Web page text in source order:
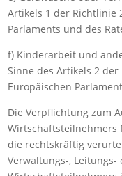
Artikels 1 der Richtlinie
Parlaments und des
f) Kinderarbeit und
Sinne des Artikels 2
Europäischen
Die Verpflichtung zum
Wirtschaftsteilnehmers
die rechtskräftig
Verwaltungs-,